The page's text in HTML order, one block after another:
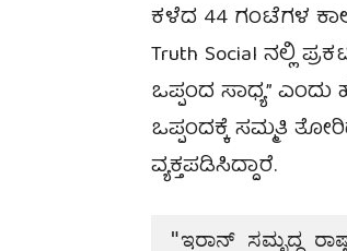
ಕಳೆದ 44 ಗಂಟೆಗಳ
Truth Social ನಲ್ಲಿ
ಒಪ್ಪಂದ ಸಾಧ್ಯ”
ಒಪ್ಪಂದಕ್ಕೆ ಸಮ್ಮತಿ
ವ್ಯಕ್ತಪಡಿಸಿದ್ದಾರೆ.
"ಇರಾನ್ ಸಮೃದ್ಧ